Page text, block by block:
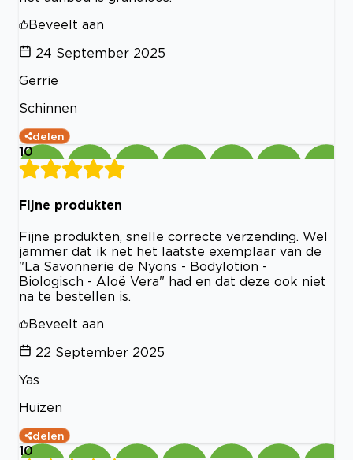
Beveelt aan
24 September 2025
Gerrie
Schinnen
delen
10
Fijne produkten
Fijne produkten, snelle correcte verzending. Wel
jammer dat ik net het laatste exemplaar van de
"La Savonnerie de Nyons - Bodylotion -
Biologisch - Aloë Vera" had en dat deze ook niet
na te bestellen is.
Beveelt aan
22 September 2025
Yas
Huizen
delen
10